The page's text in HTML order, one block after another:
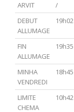
ARVIT
/
DEBUT
ALLUMAGE
19h02
FIN
ALLUMAGE
19h35
MINHA
VENDREDI
18h45
LIMITE
CHEMA
10h42